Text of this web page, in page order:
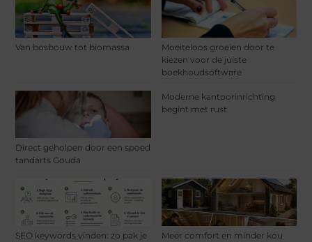
Van bosbouw tot biomassa
Moeiteloos groeien door te
kiezen voor de juiste
boekhoudsoftware
Direct geholpen door een spoed
tandarts Gouda
Moderne kantoorinrichting
begint met rust
SEO keywords vinden: zo pak je
Meer comfort en minder kou